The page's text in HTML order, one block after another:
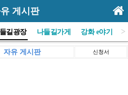
게시판
길광장 나들길가게 강화 e야기 >
자유 게시판 신청서